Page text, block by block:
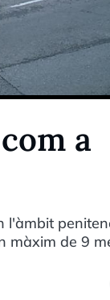
a
l'àmbit
màxim de 9